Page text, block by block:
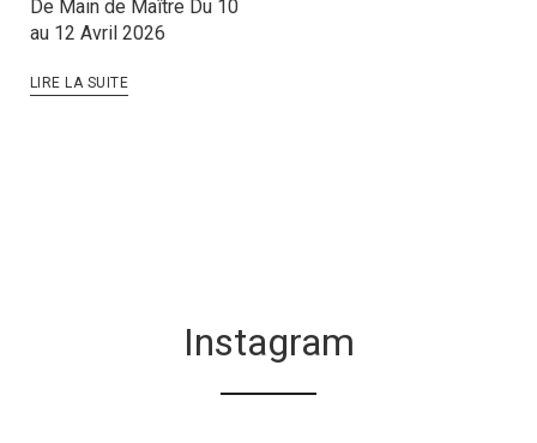
De Main de Maître Du 10
au 12 Avril 2026
LIRE LA SUITE
Instagram